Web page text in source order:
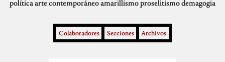
políticaarte contemporáneoamarillismoproselitismodemagogia
Colaboradores Secciones Archivos